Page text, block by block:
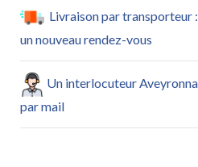
Livraison par transporteur
un nouveau rendez-vous
Un interlocuteur
par mail